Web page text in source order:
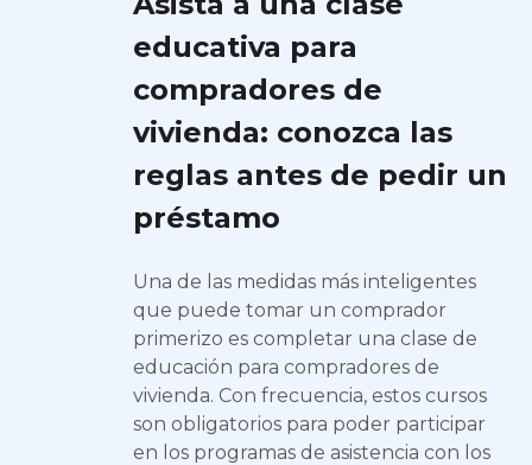
educativa para
compradores de
vivienda: conozca las
reglas antes de pedir un
préstamo
Una de las medidas más inteligentes
que puede tomar un comprador
primerizo es completar una clase de
educación para compradores de
vivienda. Con frecuencia, estos cursos
son obligatorios para poder participar
en los programas de asistencia con los